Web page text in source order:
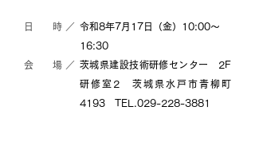
日 時 ／ 令和8年7月17日（金）10:00～
16:30
会 場 ／ 茨城県建設技術研修センター 2F
研修室2 茨城県水戸市青柳町
4193 TEL.029-228-3881